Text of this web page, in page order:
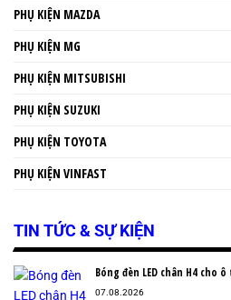
PHỤ KIỆN MAZDA
PHỤ KIỆN MG
PHỤ KIỆN MITSUBISHI
PHỤ KIỆN SUZUKI
PHỤ KIỆN TOYOTA
PHỤ KIỆN VINFAST
TIN TỨC & SỰ KIỆN
Bóng đèn LED chân H4 cho
07.08.2026